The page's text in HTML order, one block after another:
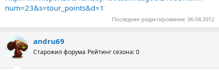
num=23&s=tour_points&d=1
Последнее редактирование: 06.04.2012
andru69
Старожил форума Рейтинг сезона: 0